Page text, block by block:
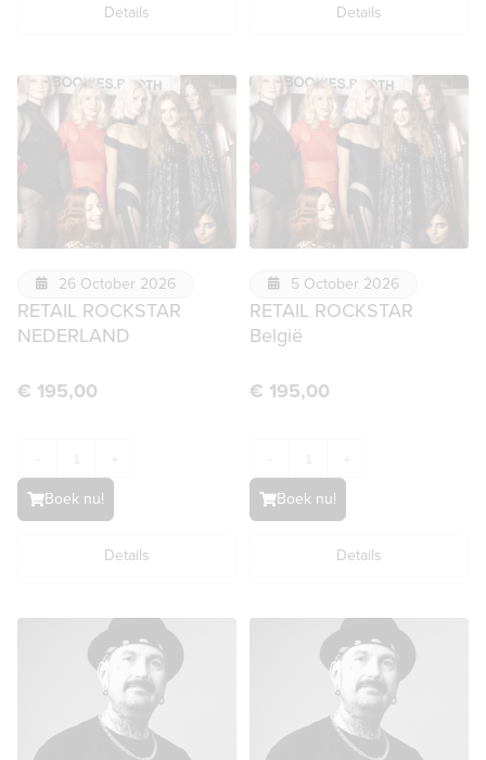
Details Details
26 October 2026
RETAIL ROCKSTAR
NEDERLAND
€ 195,00
-
Boek nu!
Details
5 October 2026
RETAIL ROCKSTAR
België
€ 195,00
-
Boek nu!
Details